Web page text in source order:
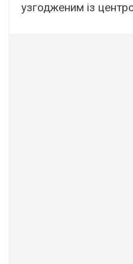
узгодженим із